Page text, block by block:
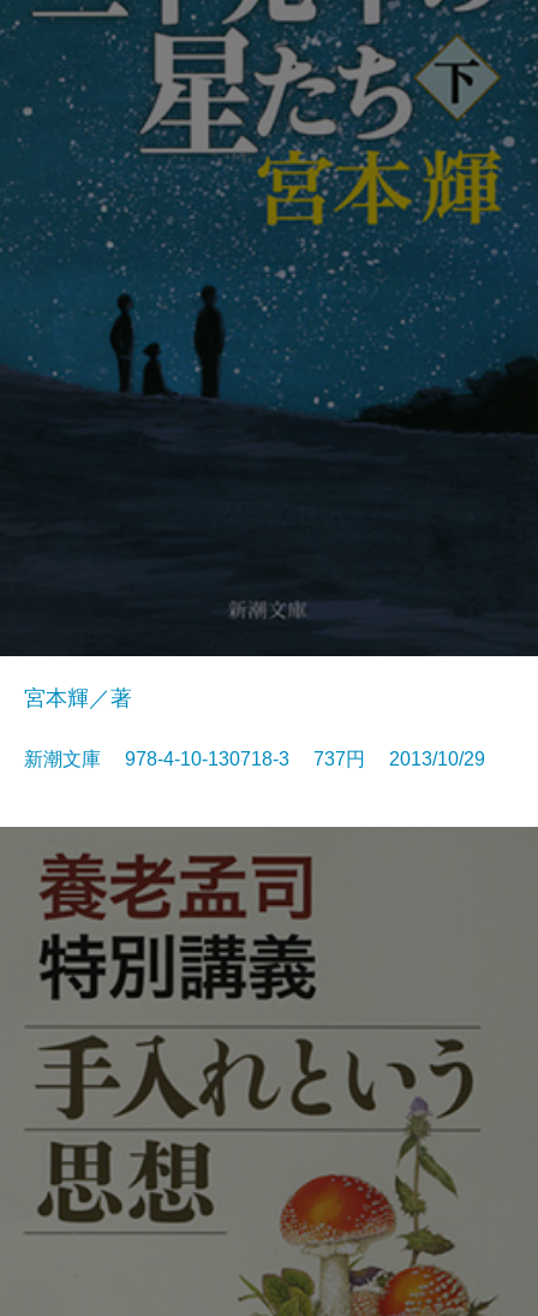
宮本輝／著
新潮文庫 978-4-10-130718-3 737円 2013/10/29